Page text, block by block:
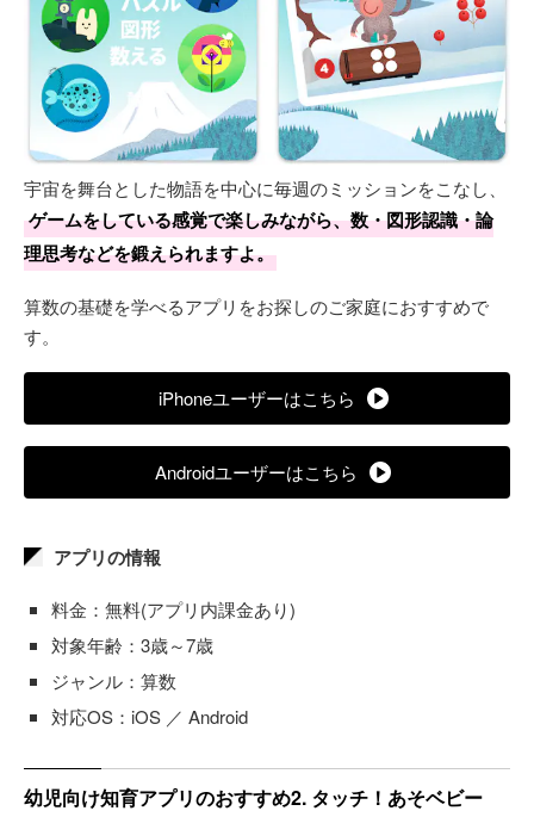
宇宙を舞台とした物語を中心に毎週のミッションをこなし、
ゲームをしている感覚で楽しみながら、数・図形認識・論
理思考などを鍛えられますよ。
算数の基礎を学べるアプリをお探しのご家庭におすすめで
す。
iPhoneユーザーはこちら
Androidユーザーはこちら
アプリの情報
料金：無料(アプリ内課金あり)
対象年齢：3歳～7歳
ジャンル：算数
対応OS：iOS ／ Android
幼児向け知育アプリのおすすめ2. タッチ！あそベビー